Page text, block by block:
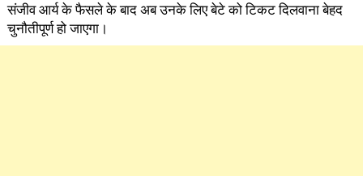
संजीव आर्य के फैसले के बाद अब उनके लिए बेटे को टिकट दिलवाना बेहद
चुनौतीपूर्ण हो जाएगा।